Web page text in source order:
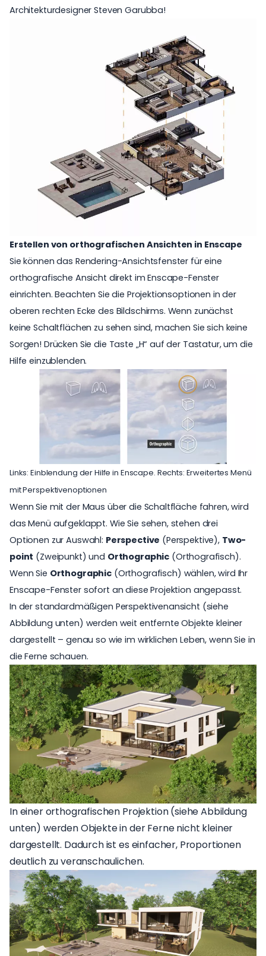
Architekturdesigner Steven Garubba!
Erstellen von orthografischen Ansichten in Enscape
Sie können das Rendering-Ansichtsfenster für eine
orthografische Ansicht direkt im Enscape-Fenster
einrichten. Beachten Sie die Projektionsoptionen in der
oberen rechten Ecke des Bildschirms. Wenn zunächst
keine Schaltflächen zu sehen sind, machen Sie sich keine
Sorgen! Drücken Sie die Taste „H“ auf der Tastatur, um die
Hilfe einzublenden.
Links: Einblendung der Hilfe in Enscape. Rechts: Erweitertes Menü
mit Perspektivenoptionen
Wenn Sie mit der Maus über die Schaltfläche fahren, wird
das Menü aufgeklappt. Wie Sie sehen, stehen drei
Optionen zur Auswahl: Perspective (Perspektive), Two-
point (Zweipunkt) und Orthographic (Orthografisch).
Wenn Sie Orthographic(Orthografisch) wählen, wird Ihr
Enscape-Fenster sofort an diese Projektion angepasst.
In der standardmäßigen Perspektivenansicht (siehe
Abbildung unten) werden weit entfernte Objekte kleiner
dargestellt – genau so wie im wirklichen Leben, wenn Sie in
die Ferne schauen.
In einer orthografischen Projektion (siehe Abbildung
unten) werden Objekte in der Ferne nicht kleiner
dargestellt. Dadurch ist es einfacher, Proportionen
deutlich zu veranschaulichen.